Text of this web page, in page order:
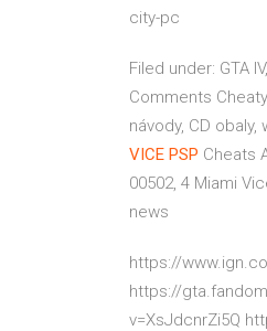
city-pc
Filed under: GTA
Comments
návody, CD
VICE PSP Cheats
00502, 4 Miami
news
https://
https://
v=XsJdcnrZi5Q